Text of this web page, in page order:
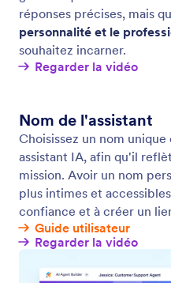
Ajustez le ton de votre
corresponde à votre
utilisateurs de manière à
besoins et aux objectifs